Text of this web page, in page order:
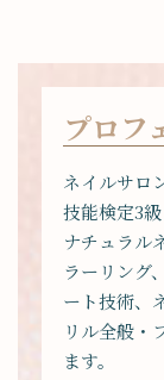
プロフ
ネイルサロ
技能検定3
ナチュラル
ラーリング
ート技術、
リル全般・
ます。